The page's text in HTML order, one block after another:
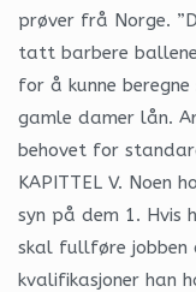
prøver frå Norge.
tatt barbere
for å kunne
gamle damer lån.
behovet for
KAPITTEL V. Noen
syn på dem 1. Hvis
skal fullføre jobben
kvalifikasjoner han